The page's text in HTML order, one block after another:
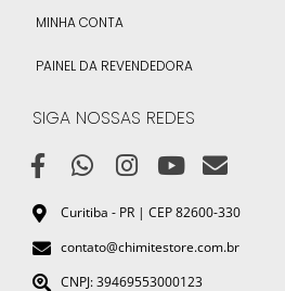
MINHA CONTA
PAINEL DA REVENDEDORA
SIGA NOSSAS REDES
Curitiba - PR | CEP 82600-330
contato@chimitestore.com.br
CNPJ: 39469553000123